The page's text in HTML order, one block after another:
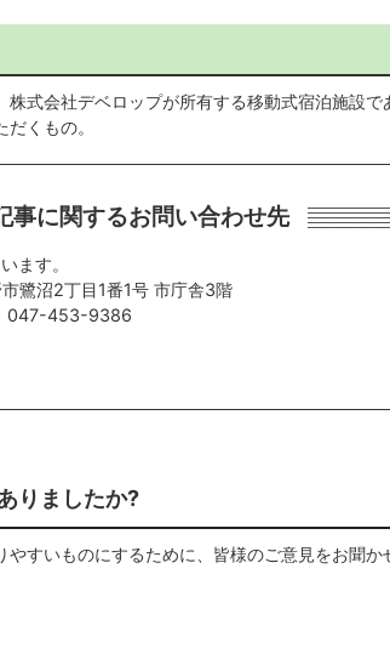
式会社デベロップが所有する移動式宿泊施設で
くもの。
事に関するお問い合わせ先
ます。
鷺沼2丁目1番1号 市庁舎3階
047-453-9386
りましたか?
すいものにするために、皆様のご意見をお聞か